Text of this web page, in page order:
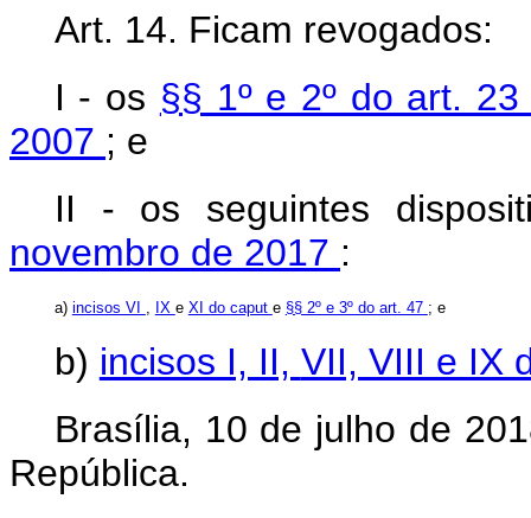
Art. 14. Ficam revogados:
I - os §§ 1º e 2º do art.
2007 ; e
II - os seguintes
novembro de 2017 :
a) incisos VI , IX e XI do caput e §§ 2º e 3º do art. 47 ; e
b) incisos I, II, VII, VIII e IX
Brasília, 10 de julho de
República.